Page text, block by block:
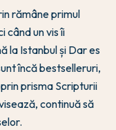
rămâne primul
când un vis îi
la Istanbul și Dar es
încă bestselleruri,
prisma Scripturii
continuă să